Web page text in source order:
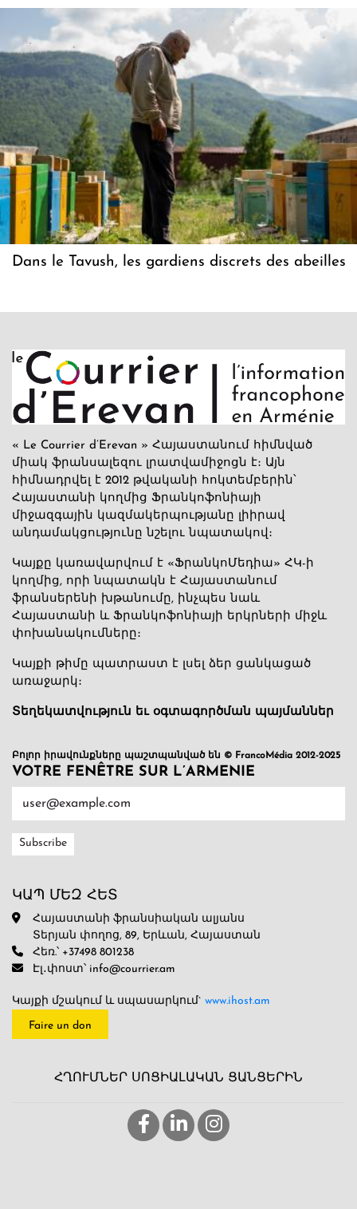
Dans le Tavush, les gardiens discrets des abeilles
« Le Courrier d’Erevan » Հայաստանում հիմնված
միակ ֆրանսալեզու լրատվամիջոցն է։ Այն
հիմնադրվել է 2012 թվականի հոկտեմբերին՝
Հայաստանի կողմից Ֆրանկոֆոնիայի
միջազգային կազմակերպությանը լիիրավ
անդամակցությունը նշելու նպատակով։
Կայքը կառավարվում է «ՖրանկոՄեդիա» ՀԿ-ի
կողմից, որի նպատակն է Հայաստանում
ֆրանսերենի խթանումը, ինչպես նաև
Հայաստանի և Ֆրանկոֆոնիայի երկրների միջև
փոխանակումները։
Կայքի թիմը պատրաստ է լսել ձեր ցանկացած
առաջարկ։
Տեղեկատվություն եւ օգտագործման պայմաններ
Բոլոր իրավունքները պաշտպանված են © FrancoMédia 2012-2025
VOTRE FENÊTRE SUR L’ARMENIE
ԿԱՊ ՄԵԶ ՀԵՏ
Հայաստանի ֆրանսիական ալյանս
Տերյան փողոց, 89, Երևան, Հայաստան
Հեռ.՝ +37498 801238
Էլ․փոստ՝ info@courrier.am
Կայքի մշակում և սպասարկում` www.ihost.am
Faire un don
ՀՂՈՒՄՆԵՐ ՍՈՑԻԱԼԱԿԱՆ ՑԱՆՑԵՐԻՆ